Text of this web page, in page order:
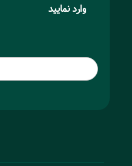
وارد نمایید